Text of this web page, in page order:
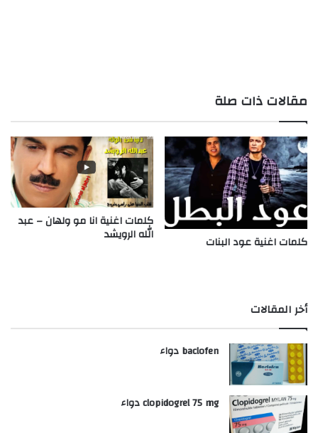
مقالات ذات صلة
كلمات اغنية عود البنات
كلمات اغنية انا مو ولهان – عبد
الله الرويشد
أخر المقالات
baclofen دواء
clopidogrel 75 mg دواء